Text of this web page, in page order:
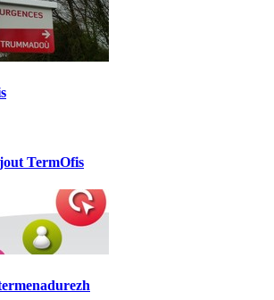
TermOfis